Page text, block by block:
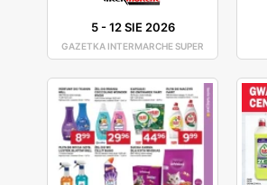
5-12 SIE 2026
GAZETKA INTERMARCHE SUPER